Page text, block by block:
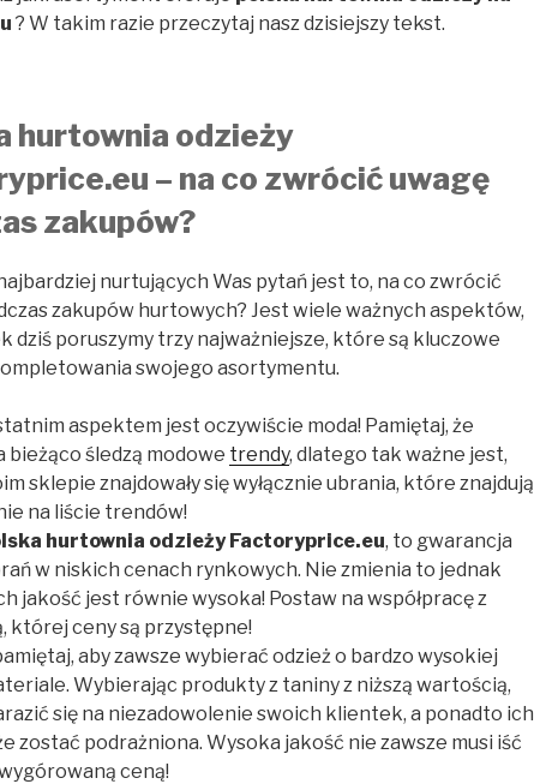
? W takim razie przeczytaj nasz dzisiejszy tekst.
hurtownia odzieży
– na co zwrócić uwagę
zakupów?
nurtujących Was pytań jest to, na co zwrócić
zakupów hurtowych? Jest wiele ważnych aspektów,
dziś poruszymy trzy najważniejsze, które są kluczowe
swojego asortymentu.
aspektem jest oczywiście moda! Pamiętaj, że
bieżąco śledzą modowe trendy, dlatego tak ważne jest,
sklepie znajdowały się wyłącznie ubrania, które znajdują
na liście trendów!
hurtownia odzieży Factoryprice.eu, to gwarancja
w niskich cenach rynkowych. Nie zmienia to jednak
jakość jest równie wysoka! Postaw na współpracę z
której ceny są przystępne!
aby zawsze wybierać odzież o bardzo wysokiej
Wybierając produkty z taniny z niższą wartością,
się na niezadowolenie swoich klientek, a ponadto ich
zostać podrażniona. Wysoka jakość nie zawsze musi iść
ceną!